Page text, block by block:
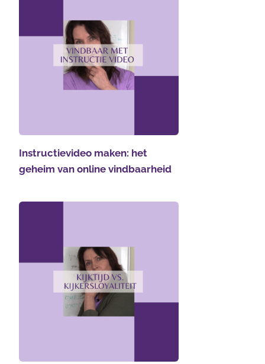
Instructievideo maken: het
geheim van online vindbaarheid